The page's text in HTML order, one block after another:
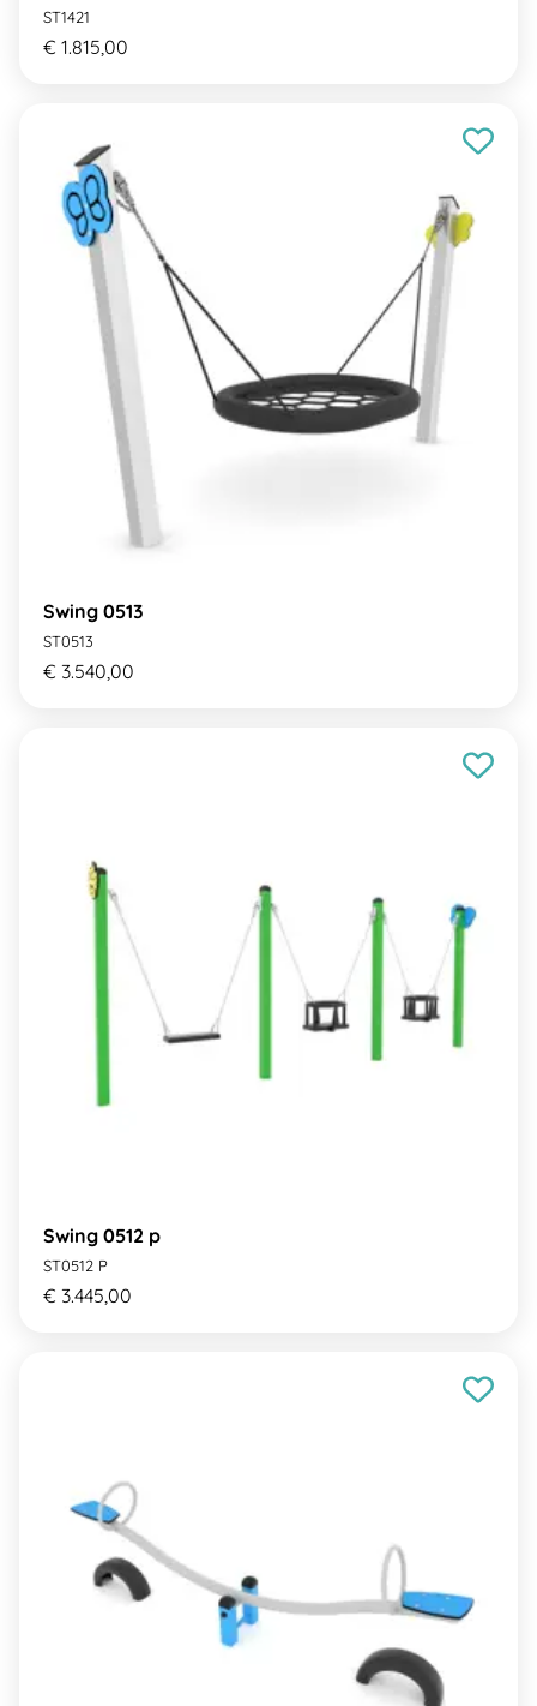
ST1421
€ 1.815,00
Swing 0513
ST0513
€ 3.540,00
Swing 0512 p
ST0512 P
€ 3.445,00